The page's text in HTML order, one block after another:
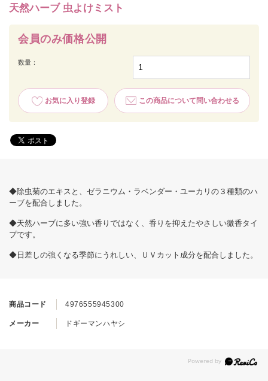
天然ハーブ 虫よけミスト
会員のみ価格公開
数量：
お気に入り登録 この商品について問い合わせる
商品コード 4976555945300
メーカー ドギーマンハヤシ
◆除虫菊のエキスと、ゼラニウム・ラベンダー・ユーカリの３種類のハ
ーブを配合しました。
◆天然ハーブに多い強い香りではなく、香りを抑えたやさしい微香タイ
プです。
◆日差しの強くなる季節にうれしい、ＵＶカット成分を配合しました。